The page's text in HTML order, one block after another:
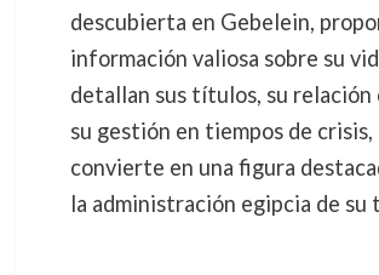
descubierta en Gebelein,
información valiosa sobre su
detallan sus títulos, su relación
su gestión en tiempos de crisis,
convierte en una figura
la administración egipcia de su